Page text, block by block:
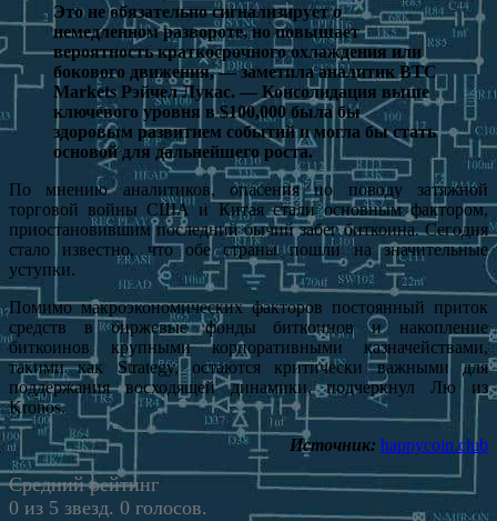
Это не обязательно сигнализирует о
немедленном развороте, но повышает
вероятность краткосрочного охлаждения или
бокового движения, — заметила аналитик BTC
Markets Рэйчел Лукас. — Консолидация выше
ключевого уровня в $100,000 была бы
здоровым развитием событий и могла бы стать
основой для дальнейшего роста.
По мнению аналитиков, опасения по поводу затяжной
торговой войны США и Китая стали основным фактором,
приостановившим последний бычий забег биткоина. Сегодня
стало известно, что обе страны пошли на значительные
уступки.
Помимо макроэкономических факторов постоянный приток
средств в биржевые фонды биткоинов и накопление
биткоинов крупными корпоративными казначействами,
такими как Strategy, остаются критически важными для
поддержания восходящей динамики, подчеркнул Лю из
Kronos.
Источник: happycoin.club
Средний рейтинг
0 из 5 звезд. 0 голосов.